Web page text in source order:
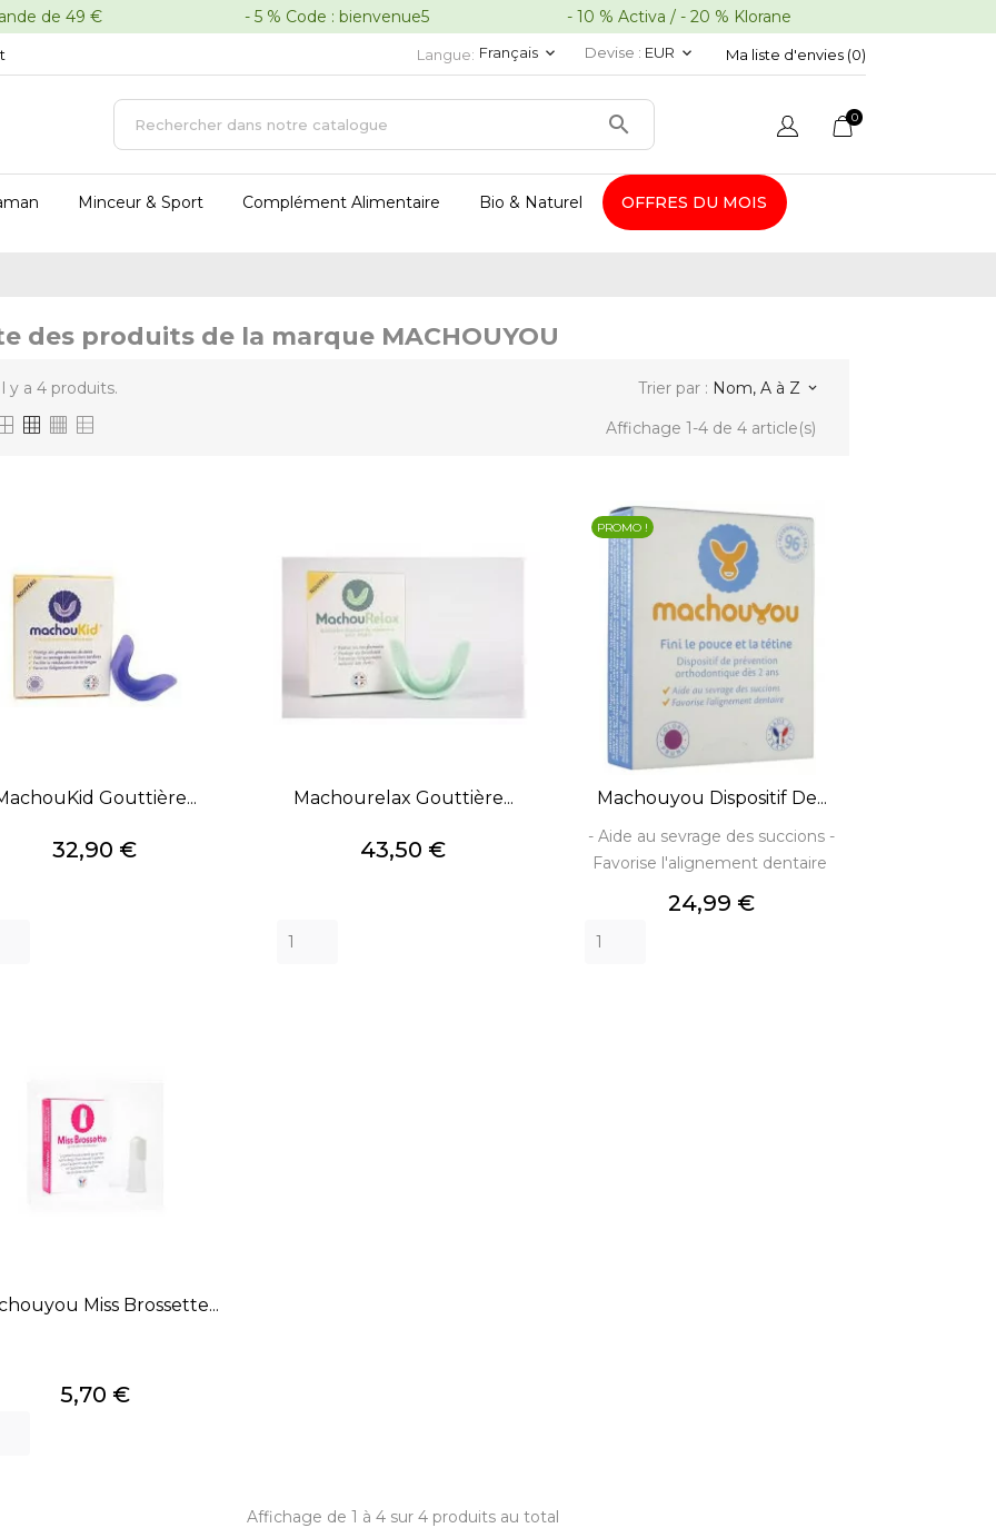
commande de 49 € - 5 % Code : bienvenue5 - 10 % Activa / - 20 % Klorane
Langue: Français keyboard_arrow_down Devise : EUR keyboard_arrow_down Ma liste d'envies (0)
 0
Minceur & Sport Complément Alimentaire Bio & Naturel OFFRES DU MOIS
des produits de la marque MACHOUYOU
y a 4 produits. Trier par : Nom, A à Z keyboard_arrow_down
Affichage 1-4 de 4 article(s)
Gouttière...
Prix
32,90 €
Machourelax Gouttière...
Prix
43,50 €
Machouyou Dispositif De...
- Aide au sevrage des succions -
Favorise l'alignement dentaire
Prix
24,99 €
PROMO !
Miss Brossette...
Prix
5,70 €
Affichage de 1 à 4 sur 4 produits au total